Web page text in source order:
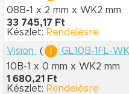
08B-1 x 2 mm x WK2 mm
33 745,17 Ft
Készlet: Rendelésre
Vision
( GL10B-1FL-
10B-1 x 0 mm x WK2 mm
1 680,21 Ft
Készlet: Rendelésre